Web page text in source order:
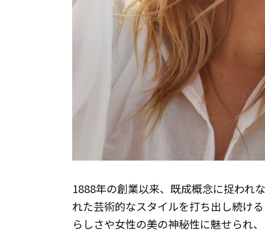
1888年の創業以来、既成概念に捉われ
れた芸術的なスタイルを打ち出し続け
らしさや女性の美の神秘性に魅せられ